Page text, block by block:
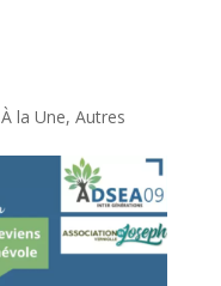
À la Une, Autres